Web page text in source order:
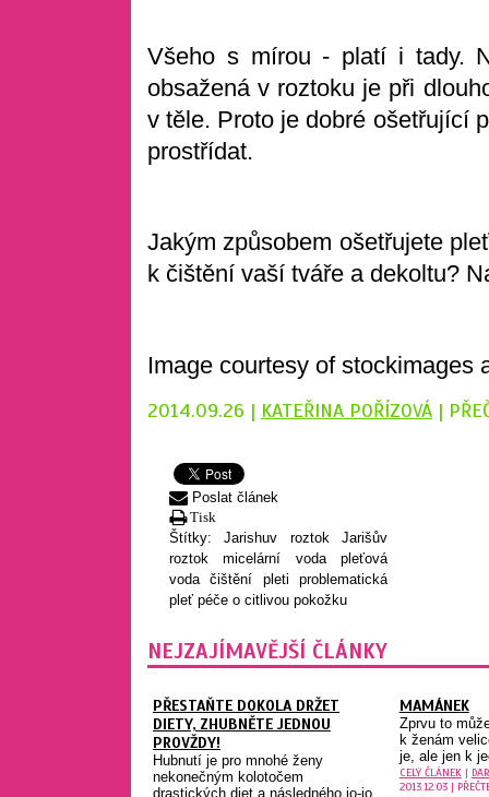
Všeho s mírou - platí i tady.
obsažená v roztoku je při
v těle. Proto je dobré ošetřující
prostřídat.
Jakým způsobem ošetřujete
k čištění vaší tváře a dekoltu?
Image courtesy of stockimages
2014.09.26 | KATEŘINA POŘÍZOVÁ |
Poslat článek
Tisk
Štítky:Jarishuv roztokJarišův
roztokmicelární vodapleťová
vodačištění pletiproblematická
pleť péče o citlivou pokožku
NEJZAJÍMAVĚJŠÍ ČLÁNKY
PŘESTAŇTE DOKOLA DRŽET
DIETY, ZHUBNĚTE JEDNOU
PROVŽDY!
Hubnutí je pro mnohé ženy
nekonečným kolotočem
drastických diet a následného jo-jo
MAMÁNEK
Zprvu to
k ženám
je, ale jen k
CELÝ ČLÁNEK|
2013.12.03 |